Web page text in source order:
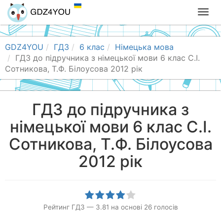
T
o
g
n
a
g
a
t
GDZ4YOU ГДЗ 6 клас
Німецька мова
ГДЗ до підручника з німецької мови 6 клас С.І.
Сотникова, Т.Ф. Білоусова 2012 рік
ГДЗ до підручника з
німецької мови 6 клас С.І.
Сотникова, Т.Ф. Білоусова
2012 рік
Рейтинг ГДЗ — 3.81 на основі 26голосів